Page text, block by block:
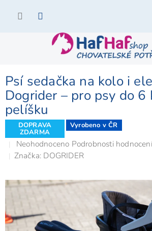
Psí sedačka na kolo i
Dogrider – pro psy do 6
pelíšku
DOPRAVA
ZDARMA
Vyrobeno v ČR
Průměrné
hodnocení
je
0,0
5
hvězdiček.
Neohodnoceno Podrobnosti hodnocení
Značka: DOGRIDER